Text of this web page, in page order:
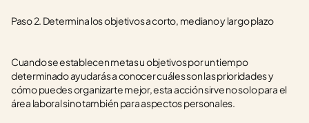
Paso 2. Determina los objetivos a corto, mediano y largo plazo
Cuando se establecen metas u objetivos por un tiempo
determinado ayudarás a conocer cuáles son las prioridades y
cómo puedes organizarte mejor, esta acción sirve no solo para el
área laboral sino también para aspectos personales.